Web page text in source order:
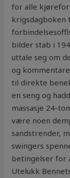
for alle
krigsdagboken
bilder stab i
uttale seg om
og
til direkte
en seng og
massasje 24-
være noen
sandstrender,
swingers
betingelser for
Utelukk